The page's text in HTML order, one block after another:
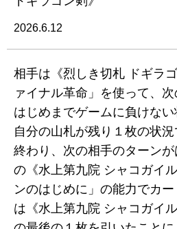
2026.6.12
相手は《烈しき切札 ドギラ
ァイナル革命」を使って、
はじめまでゲームに負けない
自分の山札が残り１枚の状
終わり、次の相手のターン
の《水上第九院 シャコガイ
ンのはじめに」の能力でカ
は《水上第九院 シャコガイ